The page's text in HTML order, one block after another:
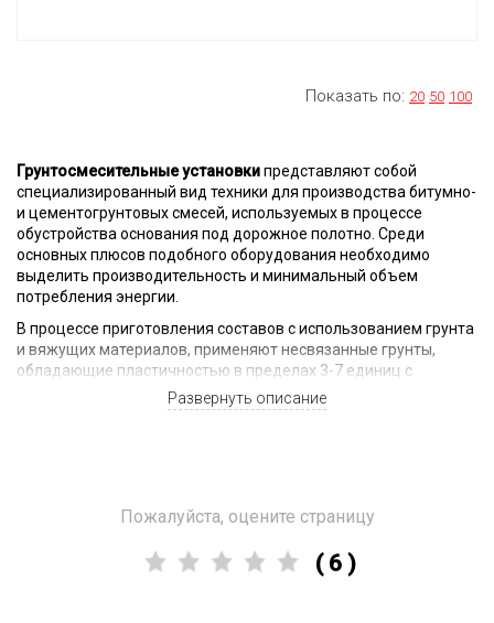
Показать по: 20 50 100
Грунтосмесительные установкипредставляют собой
специализированный вид техники для производства битумно-
и цементогрунтовых смесей, используемых в процессе
обустройства основания под дорожное полотно. Среди
основных плюсов подобного оборудования необходимо
выделить производительность и минимальный объем
потребления энергии.
В процессе приготовления составов с использованием грунта
и вяжущих материалов, применяют несвязанные грунты,
обладающие пластичностью в пределах 3-7 единиц с
возможностью наличия в составе твердых пород, имеющих
размер фракции отдельных частиц не более 70мм.
возможность на местах строительства обеспечивать
потребности крупных проектов в области дорожного
Использованием рассматриваемых установок предполагает
Развернуть описание
Пожалуйста, оцените страницу
( 6 )